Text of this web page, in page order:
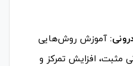
آموزش روش‌هایی
مثبت، افزایش تمرکز و